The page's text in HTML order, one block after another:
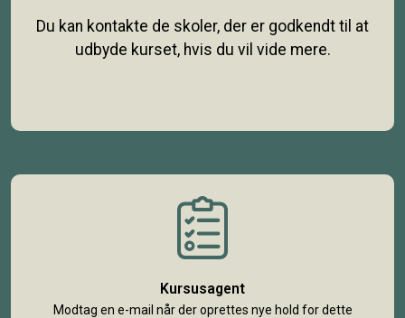
Du kan kontakte de skoler, der er godkendt til at
udbyde kurset, hvis du vil vide mere.
Kursusagent
Modtag en e-mail når der oprettes nye hold for dette